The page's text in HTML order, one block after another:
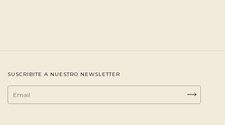
SUSCRIBITE A NUESTRO NEWSLETTER